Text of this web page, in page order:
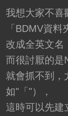
我想大家不喜
「BDMV資
改成全英文名
而很討厭的是
就會抓不到，
如"「"），
這時可以先建